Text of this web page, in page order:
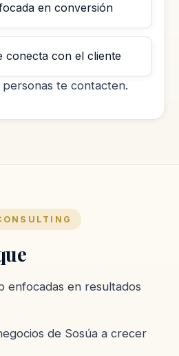
en conversión
conecta con el cliente
personas te contacten.
enfocadas en resultados
de Sosúa a crecer